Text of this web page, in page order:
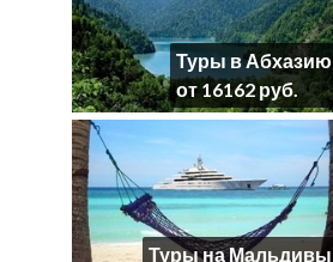
Туры в Абхазию
от 16162 руб.
Туры на Мальдивы